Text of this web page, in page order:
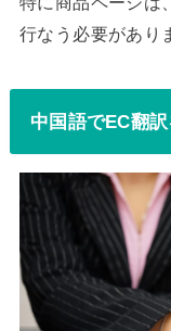
行なう必要があり
中国語でEC翻